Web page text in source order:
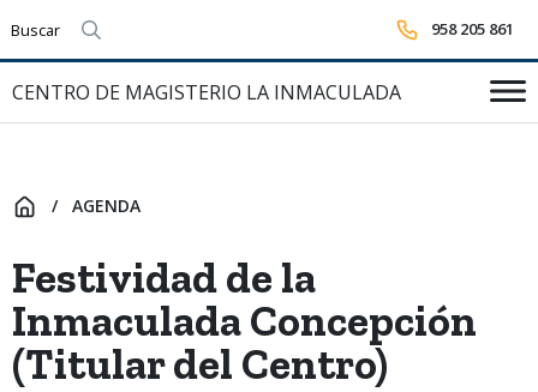
Realizar búsqueda 958 205 861
CENTRO DE MAGISTERIO LA INMACULADA
INICIO
AGENDA
Festividad de la
Inmaculada Concepción
(Titular del Centro)